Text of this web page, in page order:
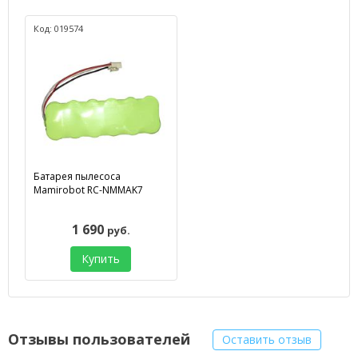
Код: 019574
Батарея пылесоса
Mamirobot RC-NMMAK7
1 690 руб.
Купить
Отзывы пользователей Оставить отзыв